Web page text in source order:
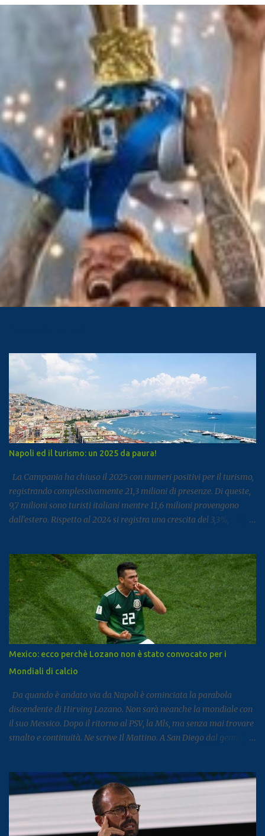
Napoli ed il turismo: un 2025 da paura!
La Campania ha chiuso il 2025 con numeri positivi per il turismo,
registrando complessivamente 21,3 milioni di presenze. Di queste,
9,7 milioni sono turisti italiani mentre 11,6 milioni provengono
dall’estero. Rispetto al 2024 si registra una crescita del 3,3%,
dedicato al turismo, pubblicato come di consueto con alcuni mesi
di ritardo ma utile per fotografare l’andamento complessivo del
comparto nella regione. Napoli e Sorrento trainano il settore: Tra
le principali destinazioni spicca Napoli, che con 3,8 milioni di
presenze si posiziona al dodicesimo posto tra le mete turistiche
italiane, risultando la città con il miglior risultato nel
Mezzogiorno. Subito dopo si colloca Sorrento, che ha registrato 2,8
milioni di presenze e continua a distinguersi anche per alcuni dati
particolari. Circa il 90% dei visitatori della località costiera
proviene infatt...
Mexico: ecco perchè Lozano non è stato convocato per i
Mondiali di calcio
Da quando è andato via da Napoli è cominciata la parabola
discendente di Hirving Lozano. Non sarà neanche la mondiale con
il suo Messico. Dopo il ritorno al PSV, la Mls, ma senza mai trovare
smalto e continuità. Ne scrive Il Mattino. A San Diego dal gennaio
all’anno ) fino almeno al 2028. L’impatto non era stato cattivo: 9
gol e 8 assist in 27 partite. Tutto è cambiato la scorsa estate,
quando il club americano ha comunicato al calciatore che avrebbe
già potuto cercarsi una soluzione differente, ricevendo un no dal